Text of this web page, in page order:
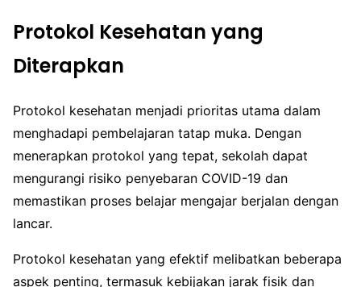
Protokol Kesehatan yang
Diterapkan
Protokol kesehatan menjadi prioritas utama dalam
menghadapi pembelajaran tatap muka. Dengan
menerapkan protokol yang tepat, sekolah dapat
mengurangi risiko penyebaran COVID-19 dan
memastikan proses belajar mengajar berjalan dengan
lancar.
Protokol kesehatan yang efektif melibatkan beberapa
aspek penting, termasuk kebijakan jarak fisik dan